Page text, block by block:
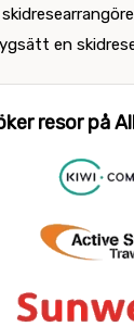
en
resor på